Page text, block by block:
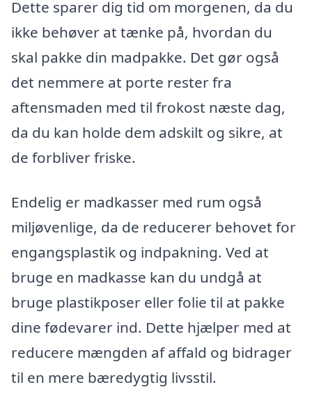
Dette sparer dig tid om morgenen, da du
ikke behøver at tænke på, hvordan du
skal pakke din madpakke. Det gør også
det nemmere at porte rester fra
aftensmaden med til frokost næste dag,
da du kan holde dem adskilt og sikre, at
de forbliver friske.
Endelig er madkasser med rum også
miljøvenlige, da de reducerer behovet for
engangsplastik og indpakning. Ved at
bruge en madkasse kan du undgå at
bruge plastikposer eller folie til at pakke
dine fødevarer ind. Dette hjælper med at
reducere mængden af affald og bidrager
til en mere bæredygtig livsstil.